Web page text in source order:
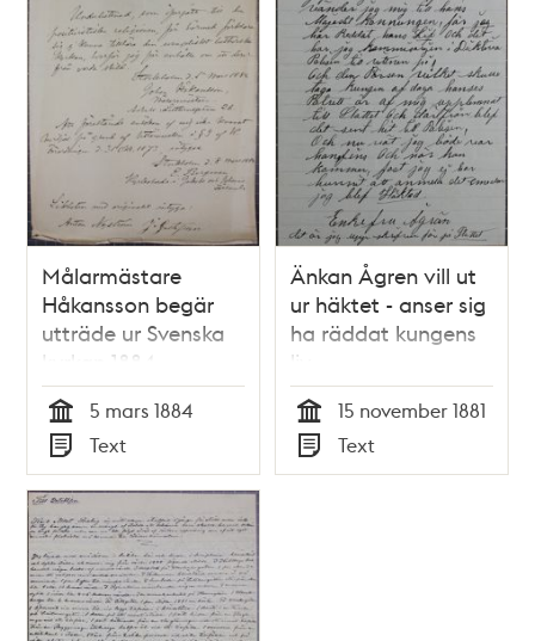
Målarmästare
Håkansson begär
utträde ur Svenska
kyrkan 1884
Tid
5 mars 1884
Typ
Text
Änkan Ågren vill ut
ur häktet - anser sig
ha räddat kungens
liv
Tid
15 november 1881
Typ
Text